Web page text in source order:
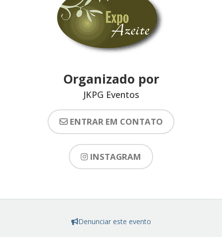
Organizado por
JKPG Eventos
ENTRAR EM CONTATO
INSTAGRAM
Denunciar este evento